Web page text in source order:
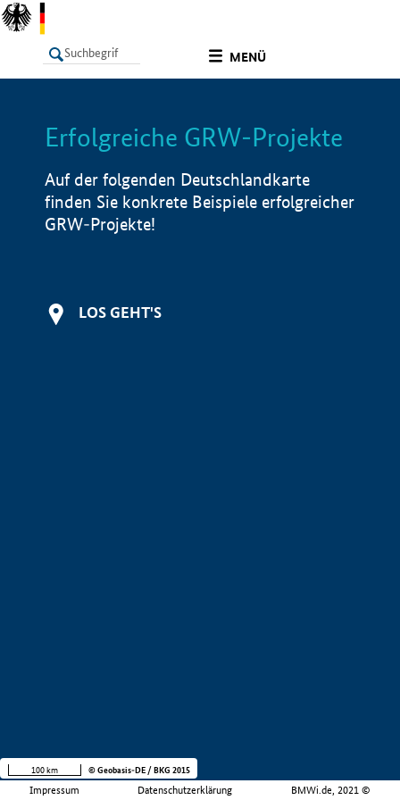
MENÜ
LISTE Info
Erfolgreiche GRW-Projekte
Auf der folgenden Deutschlandkarte
finden Sie konkrete Beispiele erfolgreicher
GRW-Projekte!
LOS GEHT'S
Impressum Datenschutzerklärung BMWi.de, 2021 ©
100 km © Geobasis-DE / BKG 2015